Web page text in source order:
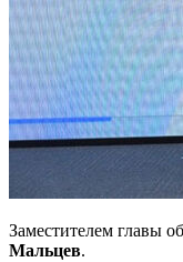
Заместителем главы
Мальцев.